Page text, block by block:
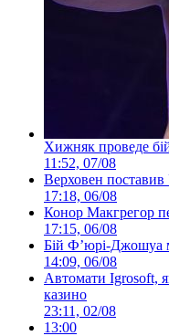
Хижняк проведе
11:52, 07/08
Верховен
17:18, 06/08
Конор Макгрегор
17:15, 06/08
Бій Ф’юрі-Джошуа
14:09, 06/08
Автомати Igrosoft,
казино
23:11, 02/08
13:00